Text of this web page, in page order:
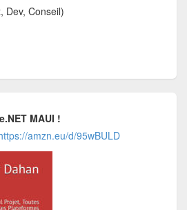
Dev, Conseil)
MAUI !
amzn.eu/d/95wBULD